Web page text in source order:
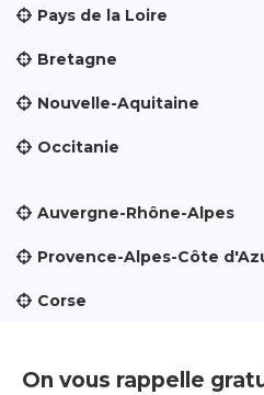
Pays de la Loire
Bretagne
Nouvelle-Aquitaine
Occitanie
Auvergne-Rhône-Alpes
Provence-Alpes-Côte
Corse
On vous rappelle